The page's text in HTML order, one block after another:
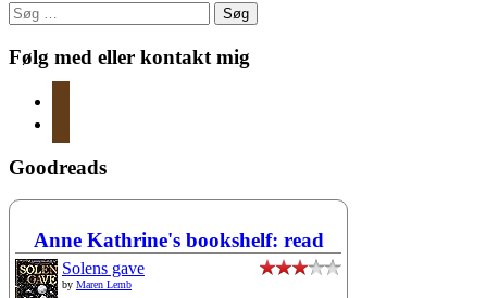
Søg
efter:
Følg med eller kontakt mig
Goodreads
Anne Kathrine's bookshelf: read
Solens gave
by Maren Lemb